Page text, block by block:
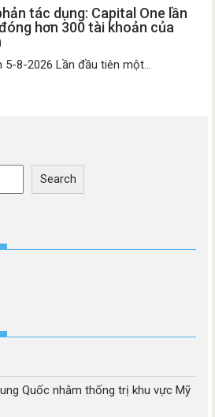
tác dụng: Capital One lần
hơn 300 tài khoản của
5-8-2026 Lần đầu tiên một...
Search
Quốc nhằm thống trị khu vực Mỹ